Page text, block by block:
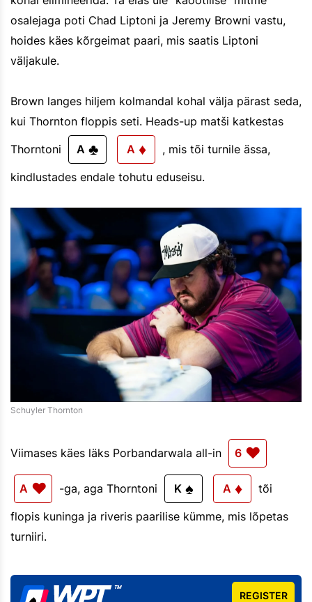
osalejaga poti Chad Liptoni ja Jeremy Browni vastu,
hoides käes kõrgeimat paari, mis saatis Liptoni
väljakule.
Brown langes hiljem kolmandal kohal välja pärast seda,
kui Thornton floppis seti. Heads-up matši katkestas
Thorntoni
A ♣ A ♦
, mis tõi turnile ässa,
kindlustades endale tohutu eduseisu.
Schuyler Thornton
Viimases käes läks Porbandarwala all-in 6 ♥
A ♥ -ga, aga Thorntoni K ♠ A ♦
tõi
flopis kuninga ja riveris paarilise kümme, mis lõpetas
turniiri.
REGISTER